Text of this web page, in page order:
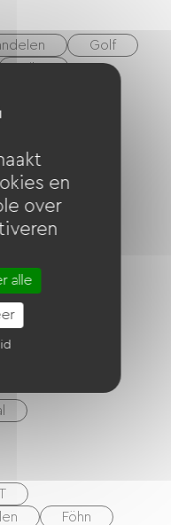
Golf
Geld
Föhn
en
over
alle